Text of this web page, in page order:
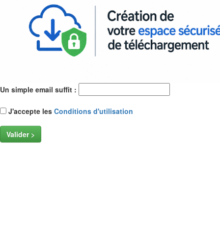
Un simple email suffit :
J'accepte les Conditions d'utilisation
Valider >